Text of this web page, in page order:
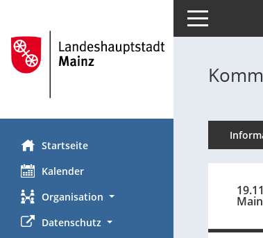
Startseite
Kalender
Organisation
Datenschutz
Toggle navigation